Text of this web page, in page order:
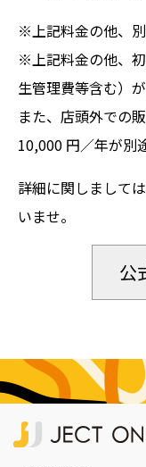
※上記料金の他、別
※上記料金の他、
生管理費等含む）が
また、店頭外での
10,000 円／年が別
詳細に関しまして
いませ。